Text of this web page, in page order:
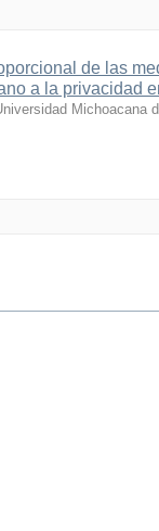
de las
a la privacidad
Michoacana